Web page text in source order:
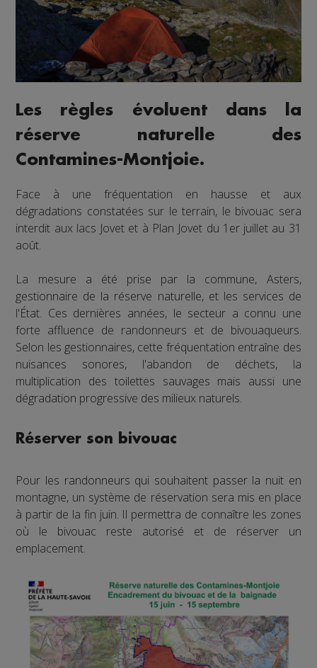
Les règles évoluent dans la
réserve naturelle des
Contamines-Montjoie.
Face à une fréquentation en hausse et aux
dégradations constatées sur le terrain, le bivouac sera
interdit aux lacs Jovet et à Plan Jovet du 1er juillet au 31
août.
La mesure a été prise par la commune, Asters,
gestionnaire de la réserve naturelle, et les services de
l'État. Ces dernières années, le secteur a connu une
forte affluence de randonneurs et de bivouaqueurs.
Selon les gestionnaires, cette fréquentation entraîne des
nuisances sonores, l'abandon de déchets, la
multiplication des toilettes sauvages mais aussi une
dégradation progressive des milieux naturels.
Réserver son bivouac
Pour les randonneurs qui souhaitent passer la nuit en
montagne, un système de réservation sera mis en place
à partir de la fin juin. Il permettra de connaître les zones
où le bivouac reste autorisé et de réserver un
emplacement.